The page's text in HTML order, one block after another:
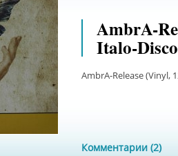
AmbrA-
Italo-Disco
AmbrA-Release (Vinyl,
Комментарии (2)